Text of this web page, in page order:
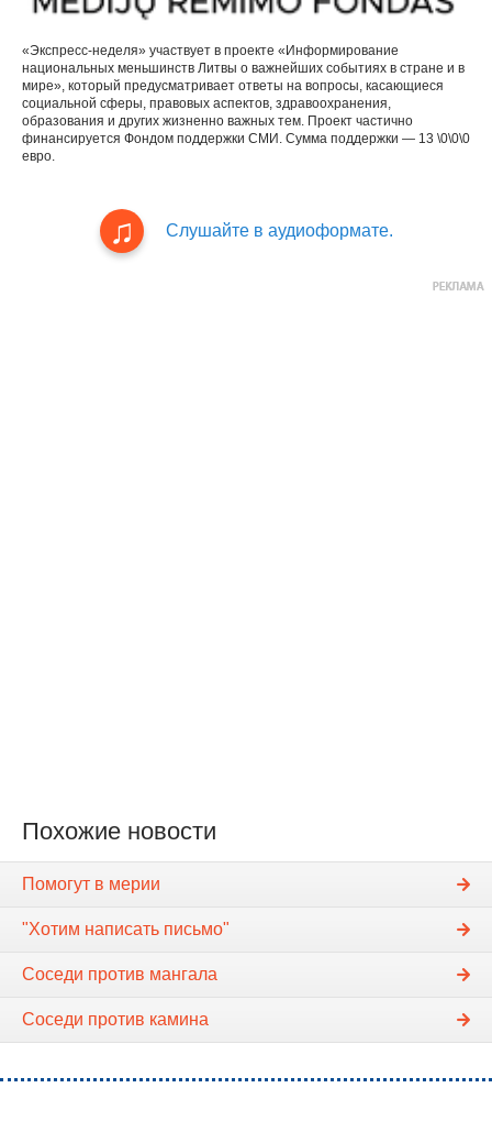
«Экспресс-неделя» участвует в проекте «Информирование
национальных меньшинств Литвы о важнейших событиях в стране и в
мире», который предусматривает ответы на вопросы, касающиеся
социальной сферы, правовых аспектов, здравоохранения,
образования и других жизненно важных тем. Проект частично
финансируется Фондом поддержки СМИ. Сумма поддержки — 13 \0\0\0
евро.
Слушайте в аудиоформате.
Похожие новости
Помогут в мерии
"Хотим написать письмо"
Соседи против мангала
Соседи против камина